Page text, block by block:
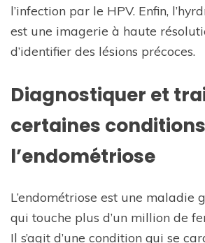
l’infection par le HPV. Enfin,
est une imagerie à haute
d’identifier des lésions précoces.
Diagnostiquer et
certaines
l’endométriose
L’endométriose est une maladie
qui touche plus d’un million de
Il s’agit d’une condition qui se